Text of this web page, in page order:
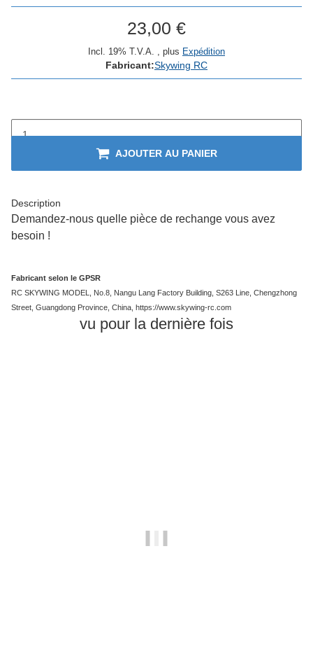
23,00 €
Incl. 19% T.V.A. , plus Expédition
Fabricant:Skywing RC
AJOUTER AU PANIER
Description
Demandez-nous quelle pièce de rechange vous avez
besoin !
Fabricant selon le GPSR
RC SKYWING MODEL, No.8, Nangu Lang Factory Building, S263 Line, Chengzhong
Street, Guangdong Province, China, https://www.skywing-rc.com
vu pour la dernière fois